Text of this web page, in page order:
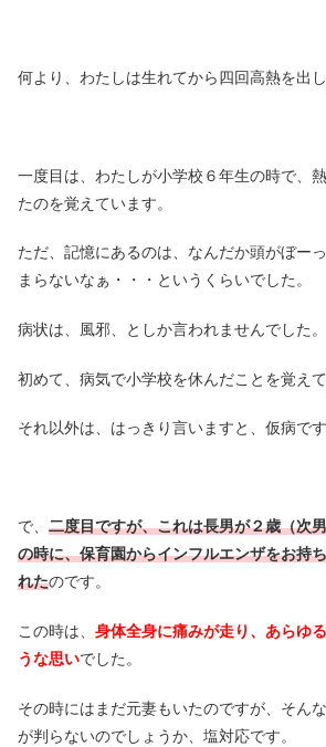
何より、わたしは生れてから四回高熱を出
一度目は、わたしが小学校６年生の時で、
たのを覚えています。
ただ、記憶にあるのは、なんだか頭がぼー
まらないなぁ・・・というくらいでした。
病状は、風邪、としか言われませんでした。
初めて、病気で小学校を休んだことを覚えて
それ以外は、はっきり言いますと、仮病です
で、 二度目ですが、これは長男が２歳（次
の時に、保育園からインフルエンザをお持
れたのです。
この時は、 身体全身に痛みが走り、あらゆ
うな思いでした。
その時にはまだ元妻もいたのですが、そん
が判らないのでしょうか、塩対応です。